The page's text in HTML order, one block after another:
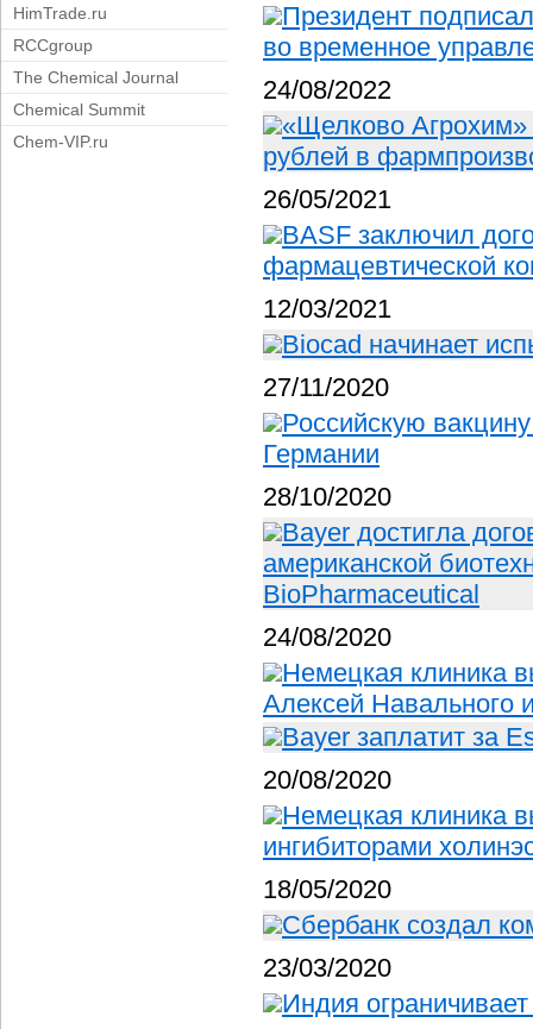
HimTrade.ru
RCCgroup
The Chemical Journal
Chemical Summit
Chem-VIP.ru
Президент
во временное
24/08/2022
«Щелково
рублей в
26/05/2021
BASF заключил
фармацевтической
12/03/2021
Biocad начинает
27/11/2020
Российскую
Германии
28/10/2020
Bayer достигла
американской
BioPharmaceutical
24/08/2020
Немецкая клиника
Алексей Навального
Bayer заплатит за
20/08/2020
Немецкая клиника
ингибиторами
18/05/2020
Сбербанк создал
23/03/2020
Индия